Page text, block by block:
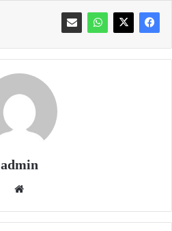
admin